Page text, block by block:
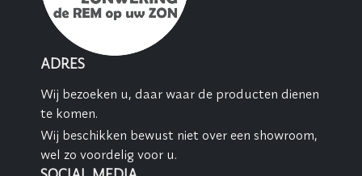
ADRES
Wij bezoeken u, daar waar de producten dienen
te komen.
Wij beschikken bewust niet over een showroom,
wel zo voordelig voor u.